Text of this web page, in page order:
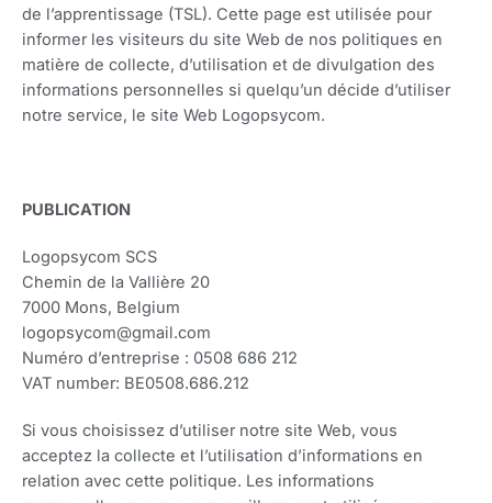
de l’apprentissage (TSL). Cette page est utilisée pour
informer les visiteurs du site Web de nos politiques en
matière de collecte, d’utilisation et de divulgation des
informations personnelles si quelqu’un décide d’utiliser
notre service, le site Web Logopsycom.
PUBLICATION
Logopsycom SCS
Chemin de la Vallière 20
7000 Mons, Belgium
logopsycom@gmail.com
Numéro d’entreprise : 0508 686 212
VAT number: BE0508.686.212
Si vous choisissez d’utiliser notre site Web, vous
acceptez la collecte et l’utilisation d’informations en
relation avec cette politique. Les informations